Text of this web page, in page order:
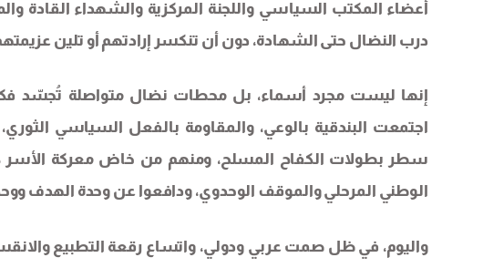
أعضاء المكتب السياسي واللجنة المركزية والشهداء القادة
درب النضال حتى الشهادة، دون أن تنكسر إرادتهم أو تلين
إنها ليست مجرد أسماء، بل محطات نضال متواصلة تُجسّد فكر
اجتمعت البندقية بالوعي، والمقاومة بالفعل السياسي
سطر بطولات الكفاح المسلح، ومنهم من خاض معركة الأسر
الوطني المرحلي والموقف الوحدوي، ودافعوا عن وحدة الهدف
واليوم، في ظل صمت عربي ودولي، واتساع رقعة التطبيع